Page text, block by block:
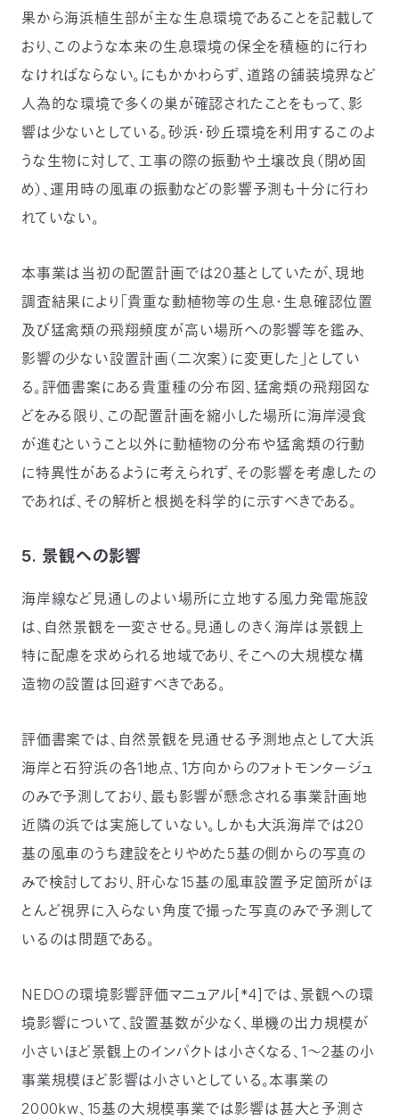
果から海浜植生部が主な生息環境であることを記載して
おり、このような本来の生息環境の保全を積極的に行わ
なければならない。にもかかわらず、道路の舗装境界など
人為的な環境で多くの巣が確認されたことをもって、影
響は少ないとしている。砂浜・砂丘環境を利用するこのよ
うな生物に対して、工事の際の振動や土壌改良（閉め固
め）、運用時の風車の振動などの影響予測も十分に行わ
れていない。
本事業は当初の配置計画では20基としていたが、現地
調査結果により「貴重な動植物等の生息・生息確認位置
及び猛禽類の飛翔頻度が高い場所への影響等を鑑み、
影響の少ない設置計画（二次案）に変更した」としてい
る。評価書案にある貴重種の分布図、猛禽類の飛翔図な
どをみる限り、この配置計画を縮小した場所に海岸浸食
が進むということ以外に動植物の分布や猛禽類の行動
に特異性があるように考えられず、その影響を考慮したの
であれば、その解析と根拠を科学的に示すべきである。
5. 景観への影響
海岸線など見通しのよい場所に立地する風力発電施設
は、自然景観を一変させる。見通しのきく海岸は景観上
特に配慮を求められる地域であり、そこへの大規模な構
造物の設置は回避すべきである。
評価書案では、自然景観を見通せる予測地点として大浜
海岸と石狩浜の各1地点、1方向からのフォトモンタージュ
のみで予測しており、最も影響が懸念される事業計画地
近隣の浜では実施していない。しかも大浜海岸では20
基の風車のうち建設をとりやめた5基の側からの写真の
みで検討しており、肝心な15基の風車設置予定箇所がほ
とんど視界に入らない角度で撮った写真のみで予測して
いるのは問題である。
NEDOの環境影響評価マニュアル[*4]では、景観への環
境影響について、設置基数が少なく、単機の出力規模が
小さいほど景観上のインパクトは小さくなる、1～2基の小
事業規模ほど影響は小さいとしている。本事業の
2000kw、15基の大規模事業では影響は甚大と予測さ